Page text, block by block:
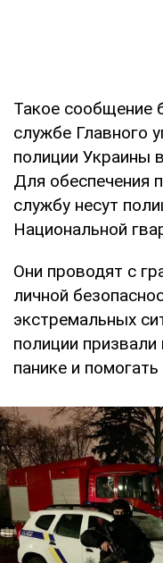
Такое сообщение
службе Главного
полиции Украины
Для обеспечения
службу несут
Национальной
Они проводят с
личной
экстремальных
полиции
панике и